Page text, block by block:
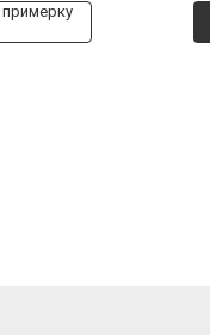
примерку